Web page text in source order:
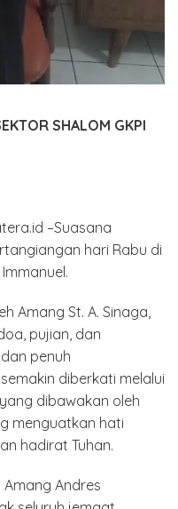
SHALOM GKPI
–Suasana
hari Rabu di
Amang St. A. Sinaga,
pujian, dan
penuh
diberkati melalui
dibawakan oleh
menguatkan hati
hadirat Tuhan.
Andres